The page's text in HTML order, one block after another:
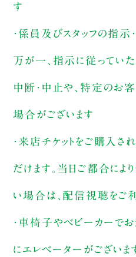
す
・係員及びスタッフの指示
万が一、指示に従っていた
中断・中止や、特定のお
場合がございます
・来店チケットをご購入さ
だけます。当日ご都合によ
い場合は、配信視聴をご利
・車椅子やベビーカーで
にエレベーターがございま